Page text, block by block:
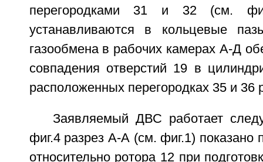
перегородками 31 и 32 (см.
устанавливаются в кольцевые
газообмена в рабочих камерах А-Д
совпадения отверстий 19 в
расположенных перегородках 35 и 36
Заявляемый ДВС работает
фиг.4 разрез А-А (см. фиг.1) показано
относительно ротора 12 при